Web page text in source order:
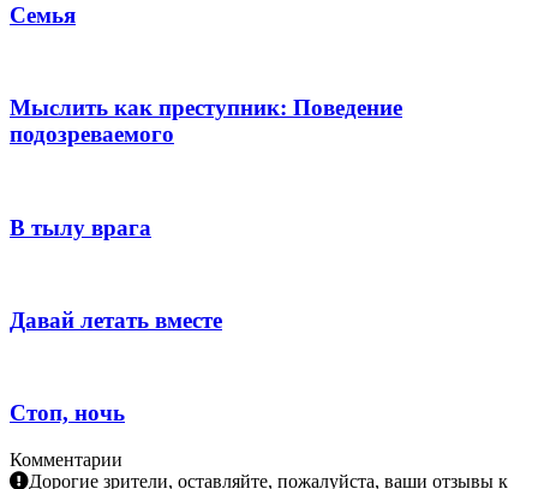
Семья
Мыслить как преступник: Поведение
подозреваемого
В тылу врага
Давай летать вместе
Стоп, ночь
Комментарии
Дорогие зрители, оставляйте, пожалуйста, ваши отзывы к